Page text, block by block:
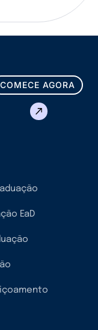
COMECE AGORA
EaD